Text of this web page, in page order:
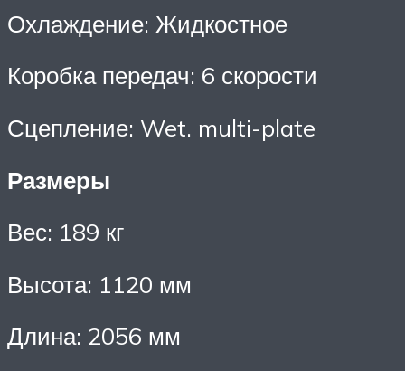
Охлаждение: Жидкостное
Коробка передач: 6 скорости
Сцепление: Wet. multi-plate
Размеры
Вес: 189 кг
Высота: 1120 мм
Длина: 2056 мм